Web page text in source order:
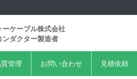
ーケーブル株式会社
ンダクター製造者
管理 お問い合わせ 見積依頼